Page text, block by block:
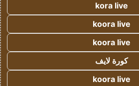
kora live
koora live
koora live
كورة لايف
koora live